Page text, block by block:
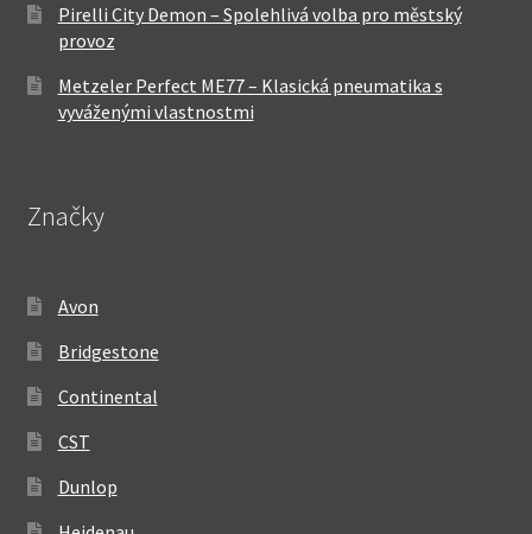
Pirelli City Demon – Spolehlivá volba pro městský
provoz
Metzeler Perfect ME77 – Klasická pneumatika s
vyváženými vlastnostmi
Značky
Avon
Bridgestone
Continental
CST
Dunlop